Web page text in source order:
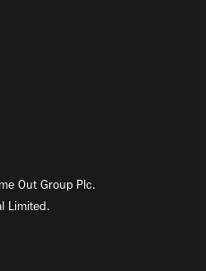
Out Group Plc.
Limited.